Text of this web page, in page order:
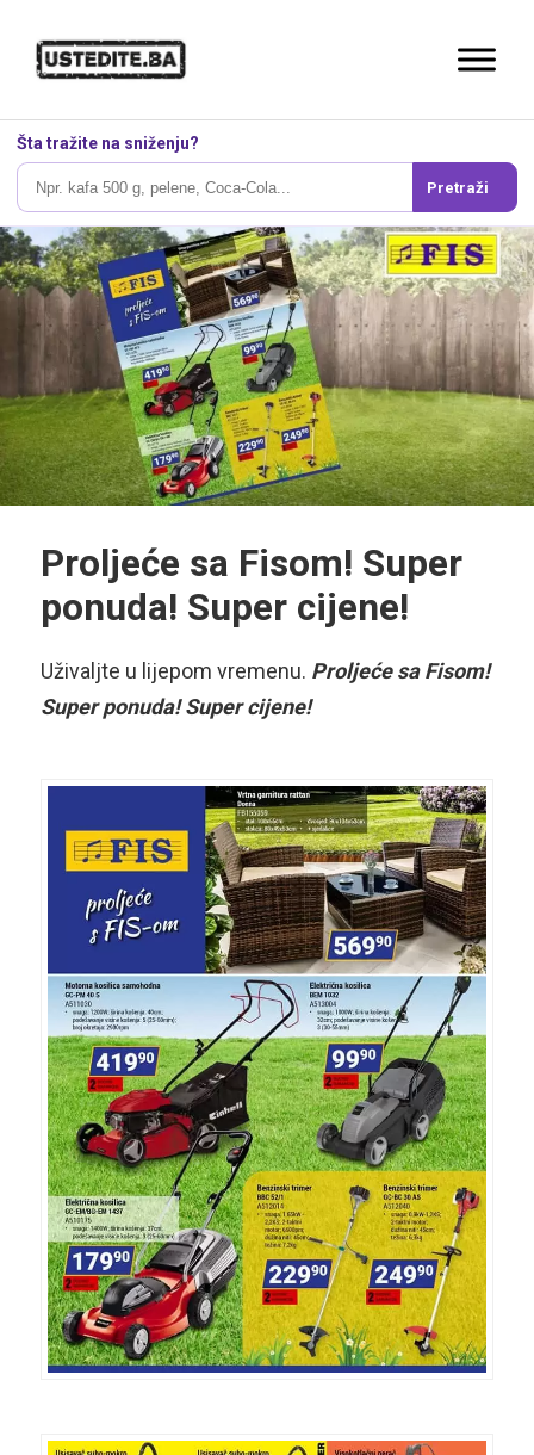
Šta tražite na sniženju?
Pretraži
Proljeće sa Fisom! Super
ponuda! Super cijene!
Uživaljte u lijepom vremenu. Proljeće sa Fisom!
Super ponuda! Super cijene!